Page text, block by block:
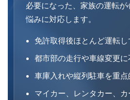
必要になった、家族の運転が
悩みに対応します。
免許取得後ほとんど運転
都市部の走行や車線変更に
車庫入れや縦列駐車を重
マイカー、レンタカー、